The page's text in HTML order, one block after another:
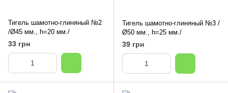
Тигель шамотно-глиняный №2
/Ø45 мм., h=20 мм./
33 грн
Тигель шамотно-глиняный №3 /
Ø50 мм., h=25 мм./
39 грн